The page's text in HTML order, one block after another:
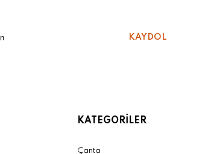
KAYDOL
KATEGORİLER
Çanta